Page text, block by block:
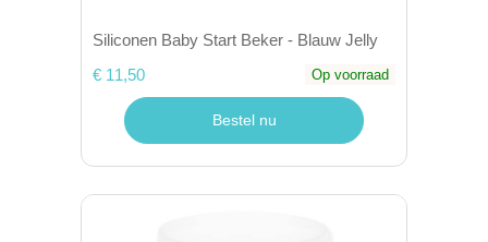
Siliconen Baby Start Beker - Blauw Jelly
€ 11,50
Op voorraad
Bestel nu